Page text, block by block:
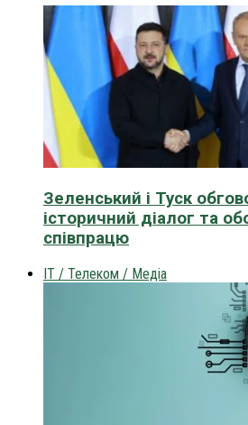
Зеленський і Туск
історичний діалог та
співпрацю
IT / Телеком / Медіа